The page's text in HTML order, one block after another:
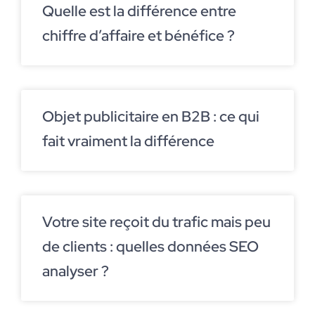
Quelle est la différence entre
chiffre d’affaire et bénéfice ?
Objet publicitaire en B2B : ce qui
fait vraiment la différence
Votre site reçoit du trafic mais peu
de clients : quelles données SEO
analyser ?